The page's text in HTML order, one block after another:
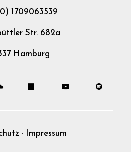
1709063539
Str. 682a
Hamburg
· Impressum